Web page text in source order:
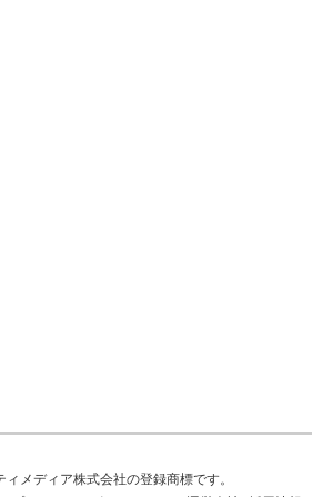
ィメディア株式会社の登録商標です。